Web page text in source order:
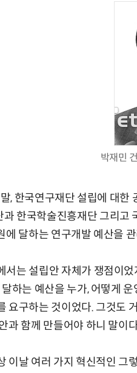
박재민
, 한국연구재단 설립에 대한
과 한국학술진흥재단 그리고
달하는 연구개발 예산을
서는 설립안 자체가 쟁점이
하는 예산을 누가, 어떻게
요구하는 것이었다. 그것도
과 함께 만들어야 하니 말이
이날 여러 가지 혁신적인 그
현업에서 바로 쓰는 "하네스 엔지니어링" 실습 교육